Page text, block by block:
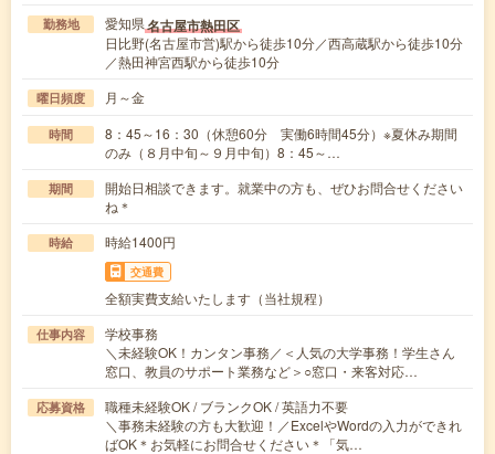
勤務地 愛知県名古屋市熱田区
日比野(名古屋市営)駅から徒歩10分／西高蔵駅から徒歩10分
／熱田神宮西駅から徒歩10分
曜日頻度 月～金
時間
8：45～16：30（休憩60分 実働6時間45分）※夏休み期間
のみ（８月中旬～９月中旬）8：45～…
期間
開始日相談できます。就業中の方も、ぜひお問合せください
ね＊
時給 時給1400円
交通費
全額実費支給いたします（当社規程）
仕事内容
学校事務
＼未経験OK！カンタン事務／＜人気の大学事務！学生さん
窓口、教員のサポート業務など＞○窓口・来客対応…
応募資格
職種未経験OK / ブランクOK / 英語力不要
＼事務未経験の方も大歓迎！／ExcelやWordの入力ができれ
ばOK＊お気軽にお問合せください＊「気…